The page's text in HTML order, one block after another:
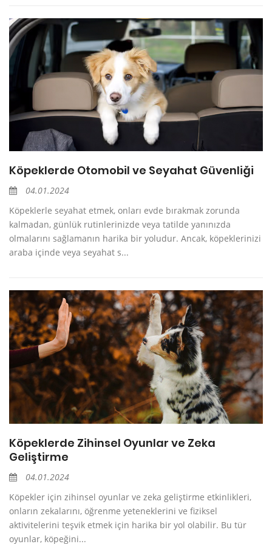
Köpeklerde Otomobil ve Seyahat Güvenliği
04.01.2024
Köpeklerle seyahat etmek, onları evde bırakmak zorunda
kalmadan, günlük rutinlerinizde veya tatilde yanınızda
olmalarını sağlamanın harika bir yoludur. Ancak, köpeklerinizi
araba içinde veya seyahat s...
Köpeklerde Zihinsel Oyunlar ve Zeka
Geliştirme
04.01.2024
Köpekler için zihinsel oyunlar ve zeka geliştirme etkinlikleri,
onların zekalarını, öğrenme yeteneklerini ve fiziksel
aktivitelerini teşvik etmek için harika bir yol olabilir. Bu tür
oyunlar, köpeğini...